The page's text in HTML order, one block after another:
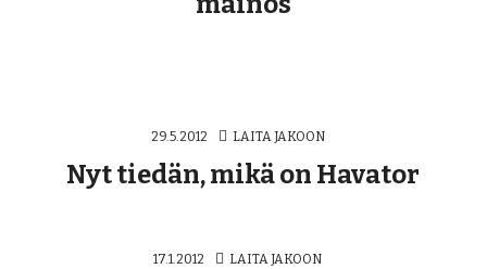
29.5.2012 LAITA JAKOON
Nyt tiedän, mikä on Havator
17.1.2012 LAITA JAKOON